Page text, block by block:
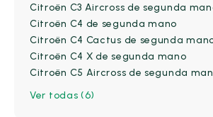
(0)
Híbrido (Gasolina)
Híbrido Enchufable
Etiqueta medioambiental
Cero emisiones
Citroën C3 Aircross de segunda
Citroën C4 de segunda mano
Citroën C4 Cactus de segunda
Citroën C4 X de segunda mano
Citroën C5 Aircross de segunda
Ver todas (6)